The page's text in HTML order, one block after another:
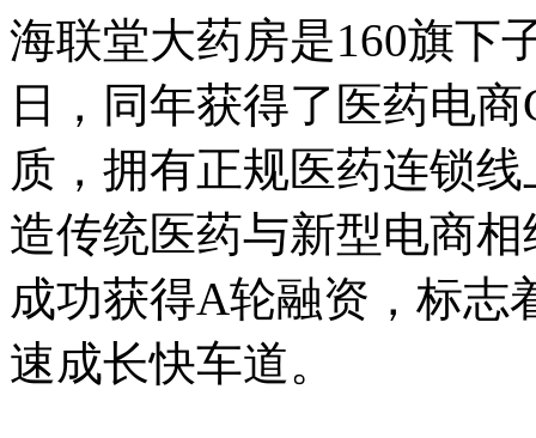
海联堂大药房是160旗下
日，同年获得了医药电
质，拥有正规医药连锁
造传统医药与新型电商
成功获得A轮融资，标志
速成长快车道。